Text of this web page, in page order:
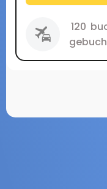
120